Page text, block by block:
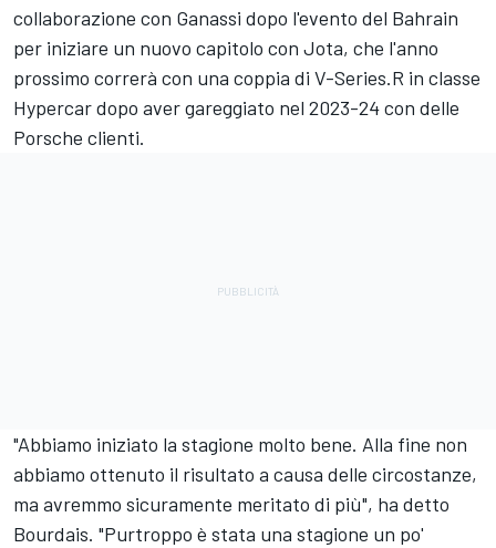
collaborazione con Ganassi dopo l'evento del Bahrain
per iniziare un nuovo capitolo con Jota, che l'anno
prossimo correrà con una coppia di V-Series.R in classe
Hypercar dopo aver gareggiato nel 2023-24 con delle
Porsche clienti.
"Abbiamo iniziato la stagione molto bene. Alla fine non
abbiamo ottenuto il risultato a causa delle circostanze,
ma avremmo sicuramente meritato di più", ha detto
Bourdais. "Purtroppo è stata una stagione un po'